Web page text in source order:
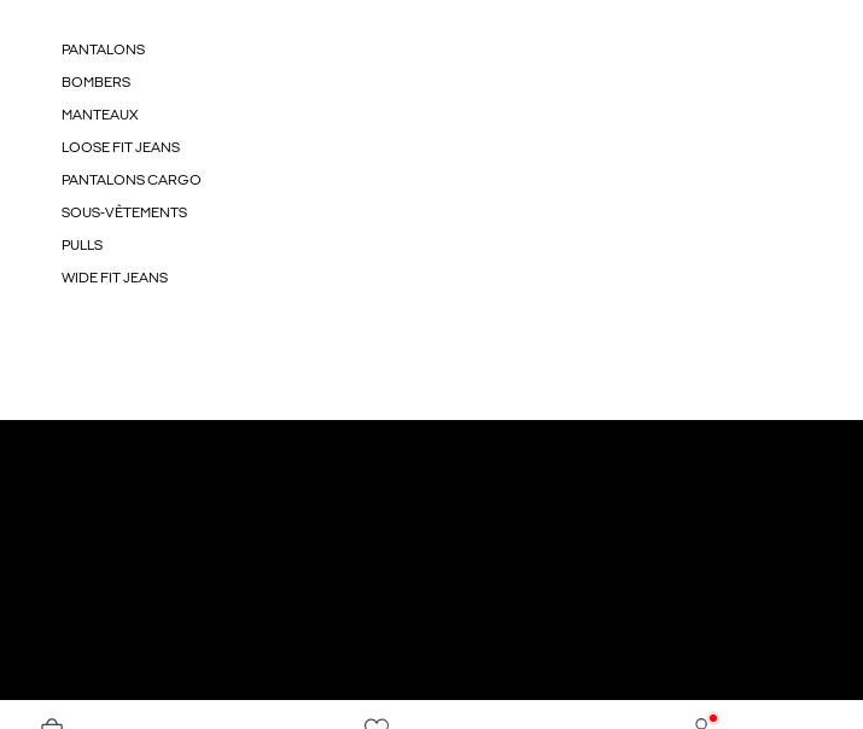
PANTALONS
BOMBERS
MANTEAUX
LOOSE FIT JEANS
PANTALONS CARGO
SOUS-VÊTEMENTS
PULLS
WIDE FIT JEANS